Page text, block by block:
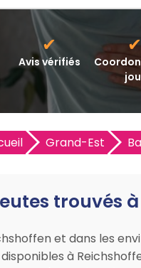
✔
Avis vérifiés
✔
Grand-Est
trouvés
et dans les
à